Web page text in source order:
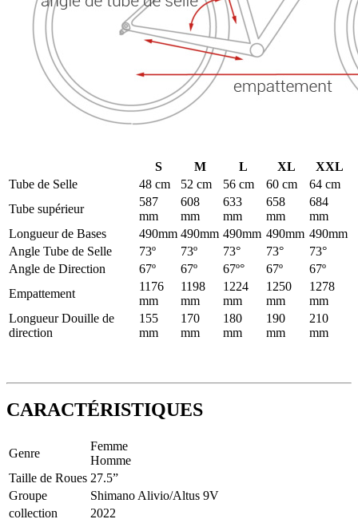
S M L XL
XXL
Tube de Selle
48 cm 52 cm 56 cm 60 cm
64 cm
Tube supérieur
587
mm
608
mm
633
mm
658
mm
684
mm
Longueur de Bases
490mm 490mm 490mm 490mm 490mm
Angle Tube de Selle
73º 73º 73° 73°
73°
Angle de Direction
67º 67º 67º° 67º
67º
Empattement
1176
mm
1198
mm
1224
mm
1250
mm
1278
mm
Longueur Douille de
direction
155
mm
170
mm
180
mm
190
mm
210
mm
CARACTÉRISTIQUES
Genre
Femme
Homme
Taille de Roues 27.5”
Groupe
Shimano Alivio/Altus 9V
collection
2022